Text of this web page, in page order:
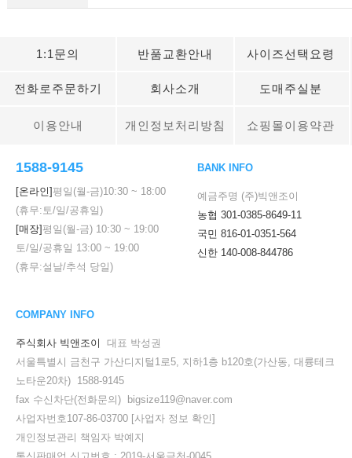
1:1문의 반품교환안내 사이즈선택요령
전화로주문하기 회사소개 도매주실분
이용안내 개인정보처리방침 쇼핑몰이용약관
1588-9145
[온라인]평일(월-금)10:30 ~ 18:00
(휴무:토/일/공휴일)
[매장]평일(월-금) 10:30 ~ 19:00
토/일/공휴일 13:00 ~ 19:00
(휴무:설날/추석 당일)
BANK INFO
예금주명 (주)빅앤조이
농협 301-0385-8649-11
국민 816-01-0351-564
신한 140-008-844786
COMPANY INFO
주식회사 빅앤조이
대표 박성권
서울특별시 금천구 가산디지털1로5, 지하1층 b120호(가산동, 대륭테크
노타운20차) 1588-9145
fax 수신차단(전화문의) bigsize119@naver.com
사업자번호107-86-03700 [사업자 정보 확인]
개인정보관리 책임자 박예지